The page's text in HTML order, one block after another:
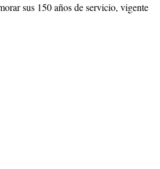
sus 150 años de servicio, vigente